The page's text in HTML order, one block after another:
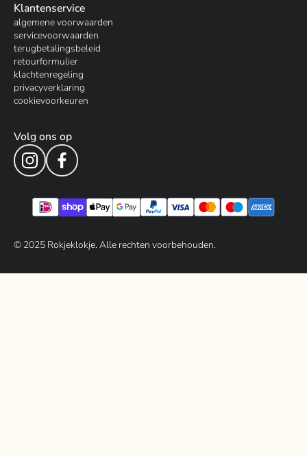
Klantenservice
algemene voorwaarden
servicevoorwaarden
terugbetalingsbeleid
retourformulier
klachtenregeling
privacyverklaring
cookievoorkeuren
Volg ons op
© 2025Rokjeklokje. Alle rechten voorbehouden.